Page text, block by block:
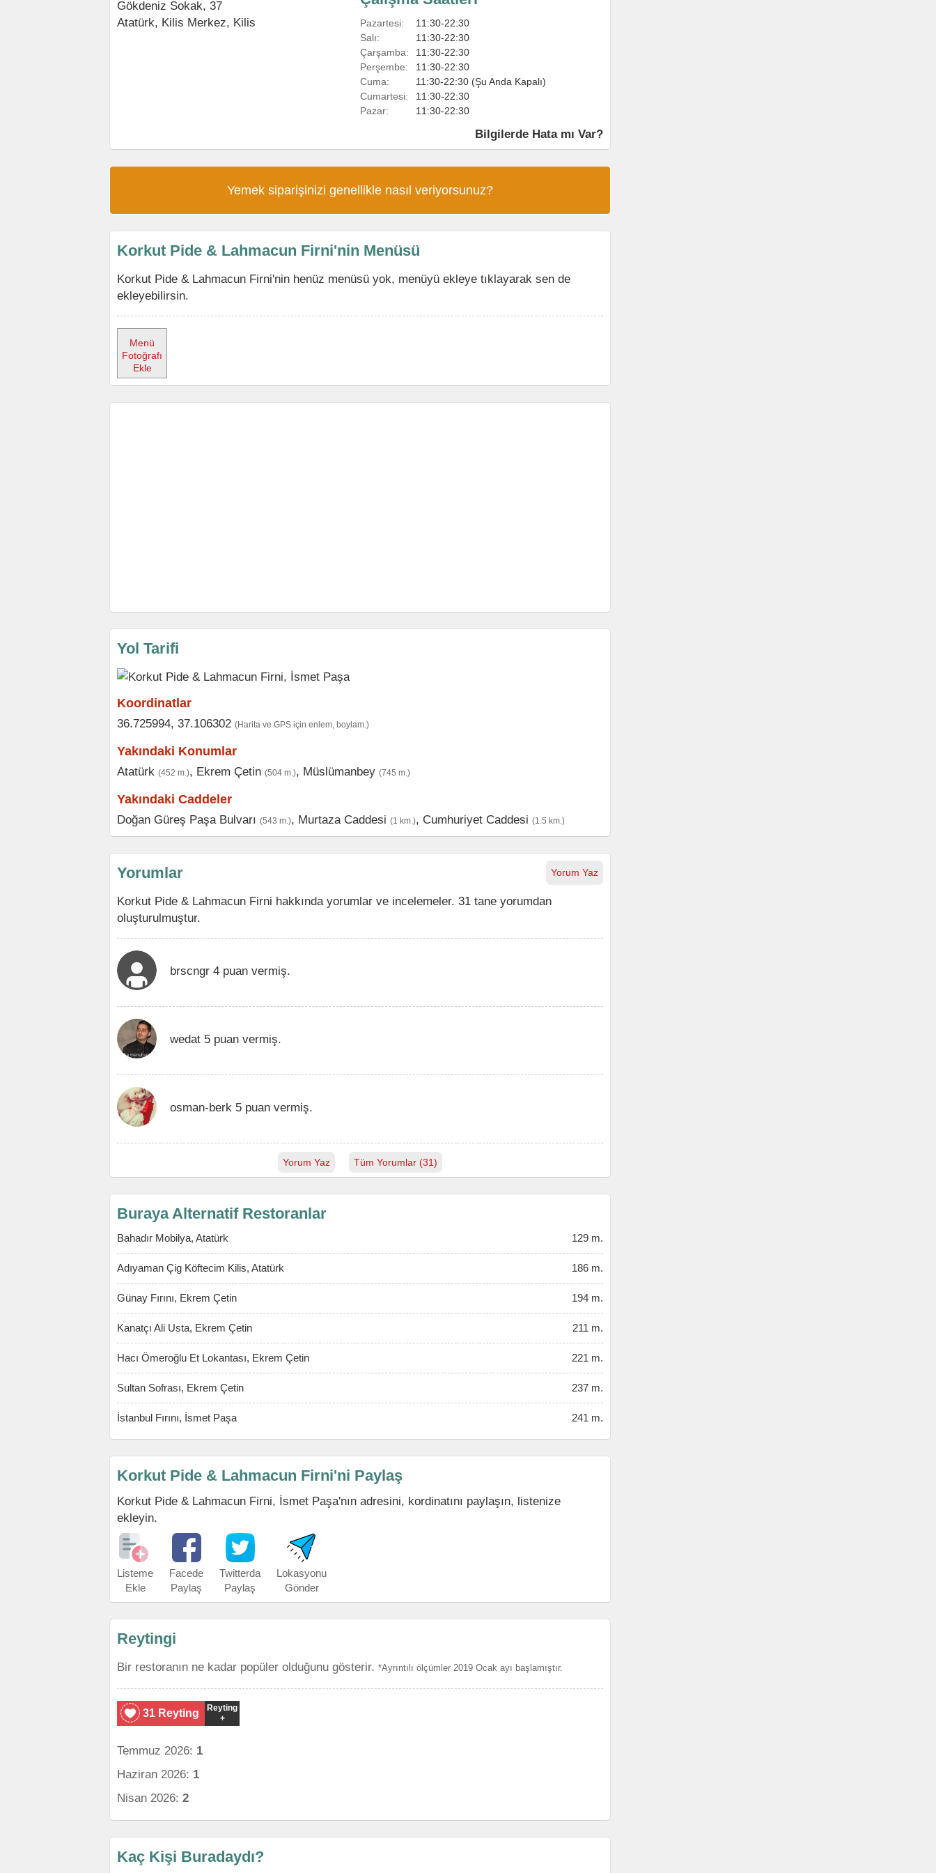
Gökdeniz Sokak, 37
Atatürk, Kilis Merkez, Kilis Pazartesi:
11:30-22:30
Salı:
11:30-22:30
Çarşamba:
11:30-22:30
Perşembe:
11:30-22:30
Cuma:
11:30-22:30 (Şu Anda Kapalı)
Cumartesi:
11:30-22:30
Pazar:
11:30-22:30
Bilgilerde Hata mı Var?
Yemek siparişinizi genellikle nasıl veriyorsunuz?
Korkut Pide & Lahmacun Firni'nin Menüsü
Korkut Pide & Lahmacun Firni'nin henüz menüsü yok, menüyü ekleye tıklayarak sen de
ekleyebilirsin.
Menü
Fotoğrafı
Ekle
Yol Tarifi
Koordinatlar
36.725994, 37.106302 (Harita ve GPS için enlem, boylam.)
Yakındaki Konumlar
Atatürk (452 m.), Ekrem Çetin (504 m.), Müslümanbey (745 m.)
Yakındaki Caddeler
Doğan Güreş Paşa Bulvarı (543 m.), Murtaza Caddesi (1 km.), Cumhuriyet Caddesi (1.5 km.)
Yorum Yaz
Yorumlar
Korkut Pide & Lahmacun Firni hakkında yorumlar ve incelemeler. 31 tane yorumdan
oluşturulmuştur.
brscngr 4 puan vermiş.
wedat 5 puan vermiş.
osman-berk 5 puan vermiş.
Yorum Yaz Tüm Yorumlar (31)
Buraya Alternatif Restoranlar
Bahadır Mobilya, Atatürk 129 m.
Adıyaman Çig Köftecim Kilis, Atatürk 186 m.
Günay Fırını, Ekrem Çetin 194 m.
Kanatçı Ali Usta, Ekrem Çetin 211 m.
Hacı Ömeroğlu Et Lokantası, Ekrem Çetin 221 m.
Sultan Sofrası, Ekrem Çetin 237 m.
İstanbul Fırını, İsmet Paşa 241 m.
Korkut Pide & Lahmacun Firni'ni Paylaş
Korkut Pide & Lahmacun Firni, İsmet Paşa'nın adresini, kordinatını paylaşın, listenize
ekleyin.
Listeme
Ekle
Facede
Paylaş
Twitterda
Paylaş
Lokasyonu
Gönder
Reytingi
Bir restoranın ne kadar popüler olduğunu gösterir. *Ayrıntılı ölçümler 2019 Ocak ayı başlamıştır.
31 Reyting
Reyting
+
Temmuz 2026: 1
Haziran 2026: 1
Nisan 2026: 2
Kaç Kişi Buradaydı?